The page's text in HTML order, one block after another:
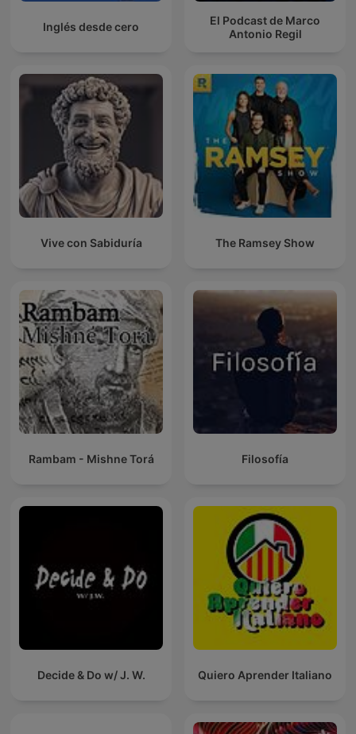
Inglés desde cero
El Podcast de Marco
Antonio Regil
Vive con Sabiduría The Ramsey Show
Rambam - Mishne Torá Filosofía
Decide & Do w/ J. W. Quiero Aprender Italiano